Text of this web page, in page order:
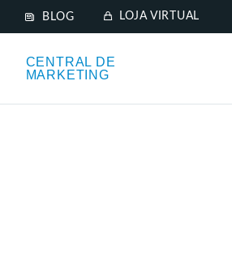
BLOG LOJA VIRTUAL
CENTRAL DE
MARKETING